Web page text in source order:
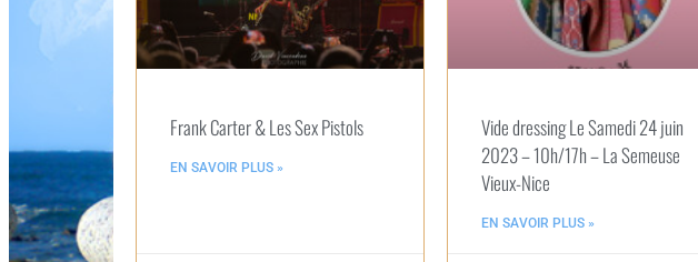
Frank Carter & Les Sex Pistols
EN SAVOIR PLUS »
Vide dressing Le Samedi 24 juin
2023 – 10h/17h – La Semeuse
Vieux-Nice
EN SAVOIR PLUS »